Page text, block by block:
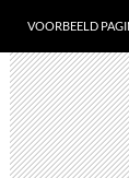
VOORBEELD